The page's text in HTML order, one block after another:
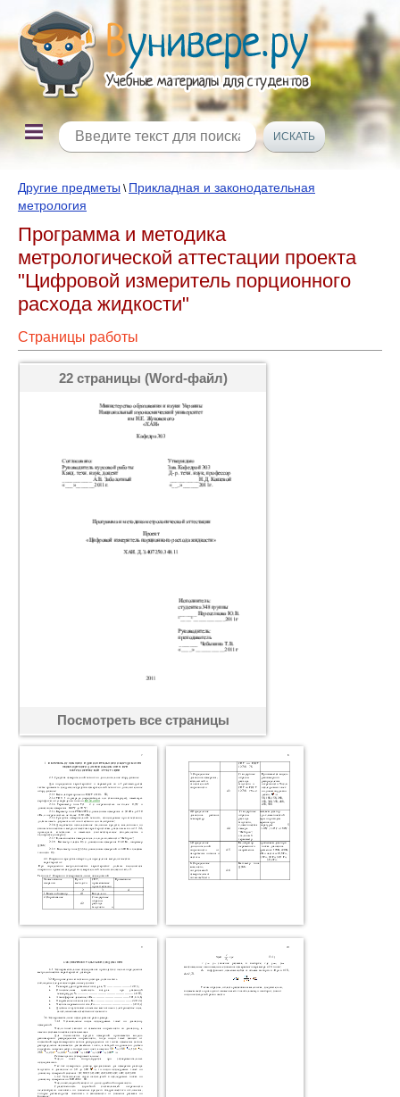
Другие предметы \ Прикладная и законодательная
метрология
Программа и методика
метрологической аттестации проекта
"Цифровой измеритель порционного
расхода жидкости"
Страницы работы
22 страницы (Word-файл)
Посмотреть все страницы